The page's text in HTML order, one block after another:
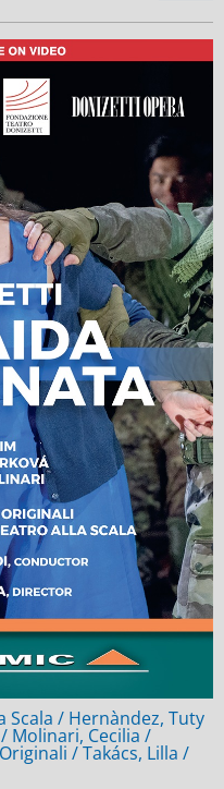
Scala / Hernàndez, Tuty
Molinari, Cecilia /
/ Takács, Lilla /